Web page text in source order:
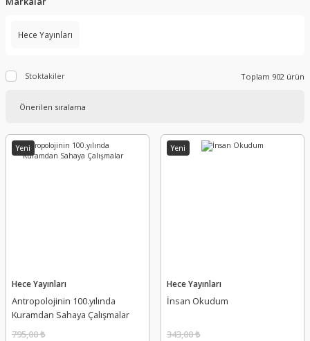
Hece Yayınları
Stoktakiler Toplam 902 ürün
Yeni
Hece Yayınları
Antropolojinin 100.yılında
Kuramdan Sahaya Çalışmalar
795,00 ₺
Yeni
Hece Yayınları
İnsan Okudum
343,00 ₺